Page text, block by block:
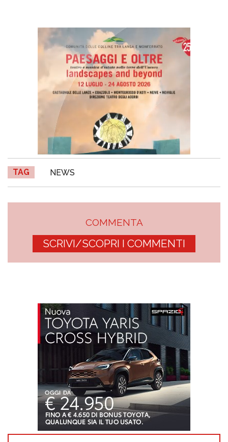
TAG NEWS
COMMENTA
SCRIVI/SCOPRI I COMMENTI